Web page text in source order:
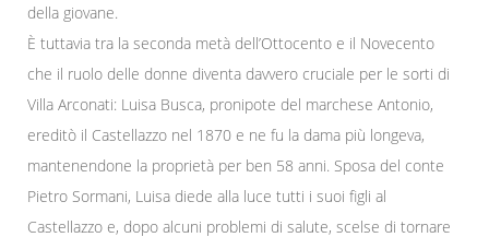
della giovane.
È tuttavia tra la seconda metà dell’Ottocento e il Novecento
che il ruolo delle donne diventa davvero cruciale per le sorti di
Villa Arconati: Luisa Busca, pronipote del marchese Antonio,
ereditò il Castellazzo nel 1870 e ne fu la dama più longeva,
mantenendone la proprietà per ben 58 anni. Sposa del conte
Pietro Sormani, Luisa diede alla luce tutti i suoi figli al
Castellazzo e, dopo alcuni problemi di salute, scelse di tornare